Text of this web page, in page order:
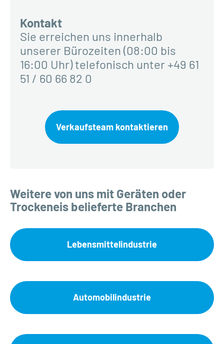
Kontakt
Sie erreichen uns innerhalb
unserer Bürozeiten (08:00 bis
16:00 Uhr) telefonisch unter +49 61
51 / 60 66 82 0
Verkaufsteam kontaktieren
Weitere von uns mit Geräten oder
Trockeneis belieferte Branchen
Lebensmittelindustrie
Automobilindustrie